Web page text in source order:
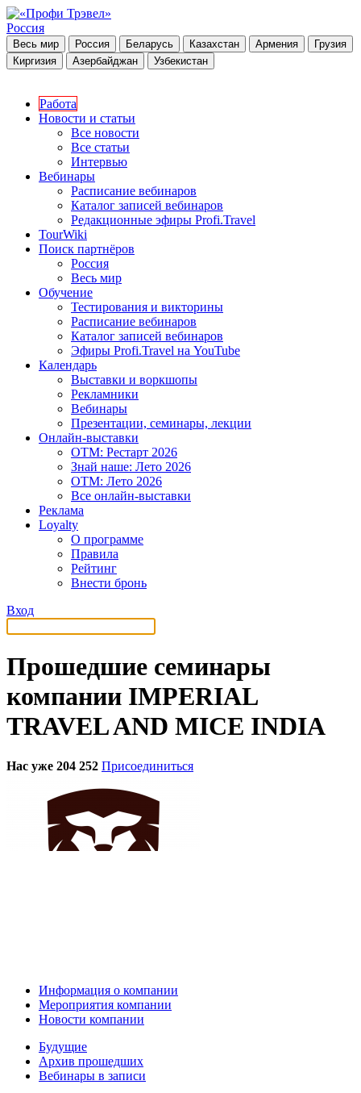
Россия
Весь мир Россия Беларусь Казахстан Армения
Грузия
Киргизия
Азербайджан Узбекистан
Работа
Новости и статьи
Все новости
Все статьи
Интервью
Вебинары
Расписание вебинаров
Каталог записей вебинаров
Редакционные эфиры Profi.Travel
TourWiki
Поиск партнёров
Россия
Весь мир
Обучение
Тестирования и викторины
Расписание вебинаров
Каталог записей вебинаров
Эфиры Profi.Travel на YouTube
Календарь
Выставки и воркшопы
Рекламники
Вебинары
Презентации, семинары, лекции
Онлайн-выставки
OTM: Рестарт 2026
Знай наше: Лето 2026
OTM: Лето 2026
Все онлайн-выставки
Реклама
Loyalty
О программе
Правила
Рейтинг
Внести бронь
Вход
Прошедшие семинары
компании IMPERIAL
TRAVEL AND MICE INDIA
Нас уже 204 252 Присоединиться
Информация о компании
Мероприятия компании
Новости компании
Будущие
Архив прошедших
Вебинары в записи